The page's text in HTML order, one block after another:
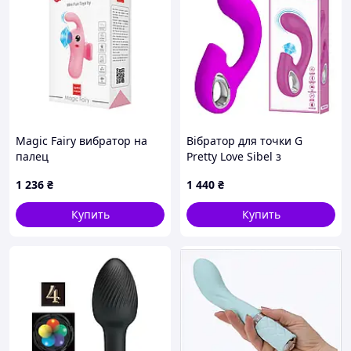
Magic Fairy вибратор на
палец
1 236 ₴
Купить
Вібратор для точки G
Pretty Love Sibel з
стимулятором, рожевий
1 440 ₴
Купить